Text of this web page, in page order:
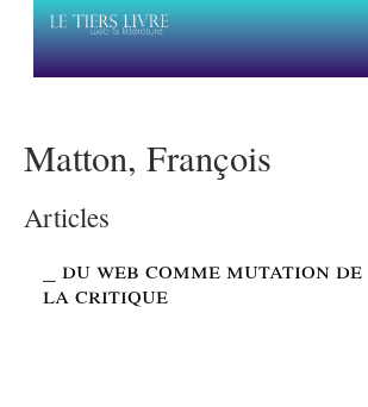
Matton, François
Articles
_du web comme mutation de
la critique